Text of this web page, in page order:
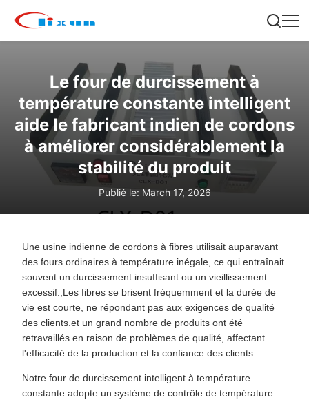
Le four de durcissement à
température constante intelligent
aide le fabricant indien de cordons
à améliorer considérablement la
stabilité du produit
Publié le: March 17, 2026
Une usine indienne de cordons à fibres utilisait auparavant
des fours ordinaires à température inégale, ce qui entraînait
souvent un durcissement insuffisant ou un vieillissement
excessif.,Les fibres se brisent fréquemment et la durée de
vie est courte, ne répondant pas aux exigences de qualité
des clients.et un grand nombre de produits ont été
retravaillés en raison de problèmes de qualité, affectant
l'efficacité de la production et la confiance des clients.
Notre four de durcissement intelligent à température
constante adopte un système de contrôle de température